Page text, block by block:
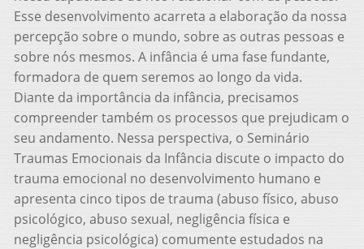
Esse desenvolvimento acarreta a elaboração da nossa
percepção sobre o mundo, sobre as outras pessoas e
sobre nós mesmos. A infância é uma fase fundante,
formadora de quem seremos ao longo da vida.
Diante da importância da infância, precisamos
compreender também os processos que prejudicam o
seu andamento. Nessa perspectiva, o Seminário
Traumas Emocionais da Infância discute o impacto do
trauma emocional no desenvolvimento humano e
apresenta cinco tipos de trauma (abuso físico, abuso
psicológico, abuso sexual, negligência física e
negligência psicológica) comumente estudados na